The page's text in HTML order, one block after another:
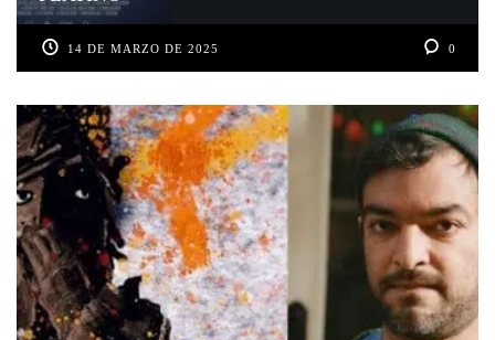
14 DE MARZO DE 2025 0